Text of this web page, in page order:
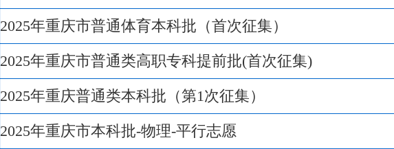
2025年重庆市普通体育本科批（首次征集）
2025年重庆市普通类高职专科提前批(首次征集)
2025年重庆普通类本科批（第1次征集）
2025年重庆市本科批-物理-平行志愿